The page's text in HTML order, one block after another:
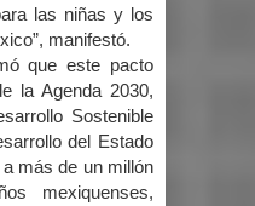
las niñas y los
manifestó.
que este pacto
la Agenda 2030,
Sostenible
del Estado
más de un millón
mexiquenses,